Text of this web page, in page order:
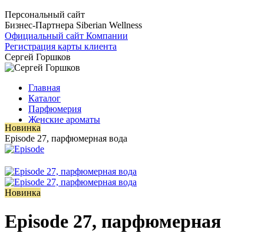
Персональный сайт
Бизнес-Партнера Siberian Wellness
Официальный сайт Компании
Регистрация карты клиента
Сергей Горшков
Главная
Каталог
Парфюмерия
Женские ароматы
Новинка
Episode 27, парфюмерная вода
Новинка
Episode 27, парфюмерная